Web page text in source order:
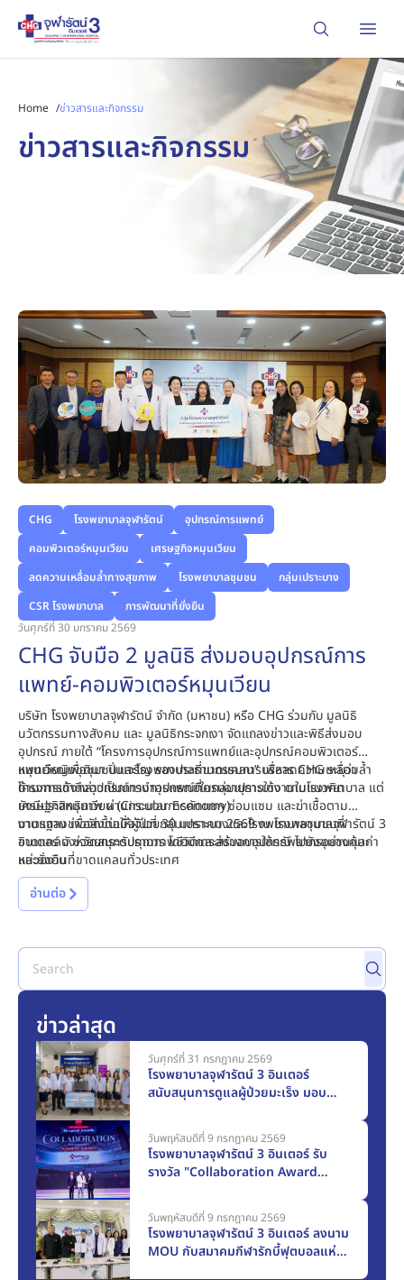
Home /ข่าวสารและกิจกรรม
ข่าวสารและกิจกรรม
CHG โรงพยาบาลจุฬารัตน์
อุปกรณ์การแพทย์
คอมพิวเตอร์หมุนเวียน
เศรษฐกิจหมุนเวียน
ลดความเหลื่อมล้ำทางสุขภาพ
โรงพยาบาลชุมชน
กลุ่มเปราะบาง
CSR โรงพยาบาล
การพัฒนาที่ยั่งยืน
วันศุกร์ที่ 30 มกราคม 2569
CHG จับมือ 2 มูลนิธิ ส่งมอบอุปกรณ์การ
แพทย์-คอมพิวเตอร์หมุนเวียน
บริษัท โรงพยาบาลจุฬารัตน์ จำกัด (มหาชน) หรือ CHG ร่วมกับ มูลนิธิ
นวัตกรรมทางสังคม และ มูลนิธิกระจกเงา จัดแถลงข่าวและพิธีส่งมอบ
อุปกรณ์ ภายใต้ “โครงการอุปกรณ์การแพทย์และอุปกรณ์คอมพิวเตอร์
หมุนเวียนเพื่อชุมชนและโรงพยาบาลที่ขาดแคลน” เพื่อลดความเหลื่อมล้ำ
ด้านการเข้าถึงอุปกรณ์ทางการแพทย์ในกลุ่มเปราะบาง ตามแนวคิด
เศรษฐกิจหมุนเวียน (Circular Economy)
แพทย์หญิงชุติมา ปิ่นเจริญ รองประธานกรรมการบริหาร CHG ระบุว่า
โครงการดังกล่าวเป็นการนำอุปกรณ์ที่ครบอายุการใช้งานในโรงพยาบาล แต่
ยังมีประสิทธิภาพ ผ่านกระบวนการคัดแยก ซ่อมแซม และฆ่าเชื้อตาม
มาตรฐาน เพื่อส่งต่อให้ผู้ป่วยกลุ่มเปราะบางและโรงพยาบาลชุมชนที่
ขาดแคลน ช่วยยกระดับคุณภาพชีวิตและสร้างการใช้ทรัพยากรอย่างคุ้มค่า
และยั่งยืน
งานแถลงข่าวจัดขึ้นเมื่อวันที่ 30 มกราคม 2569 ณโรงพยาบาลจุฬารัตน์ 3
อินเตอร์จังหวัดสมุทรปราการ โดยมีการส่งมอบอุปกรณ์ ไปยังชุมชนและ
หน่วยงานที่ขาดแคลนทั่วประเทศ
อ่านต่อ
ข่าวล่าสุด
วันศุกร์ที่ 31 กรกฎาคม 2569
โรงพยาบาลจุฬารัตน์ 3 อินเตอร์
สนับสนุนการดูแลผู้ป่วยมะเร็ง มอบ
สมุทรปราการ มูลค่า 117,000 บาท
วันพฤหัสบดีที่ 9 กรกฎาคม 2569
โรงพยาบาลจุฬารัตน์ 3 อินเตอร์ รับ
รางวัล "Collaboration Award
วันพฤหัสบดีที่ 9 กรกฎาคม 2569
โรงพยาบาลจุฬารัตน์ 3 อินเตอร์ ลงนาม
MOU กับสมาคมกีฬารักบี้ฟุตบอลแห่ง